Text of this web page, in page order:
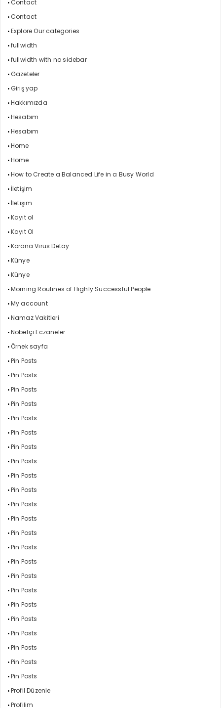
Contact
Contact
Explore Our categories
fullwidth
fullwidth with no sidebar
Gazeteler
Giriş yap
Hakkımızda
Hesabım
Hesabım
Home
Home
How to Create a Balanced Life in a Busy World
İletişim
İletişim
Kayıt ol
Kayıt Ol
Korona Virüs Detay
Künye
Künye
Morning Routines of Highly Successful People
My account
Namaz Vakitleri
Nöbetçi Eczaneler
Örnek sayfa
Pin Posts
Pin Posts
Pin Posts
Pin Posts
Pin Posts
Pin Posts
Pin Posts
Pin Posts
Pin Posts
Pin Posts
Pin Posts
Pin Posts
Pin Posts
Pin Posts
Pin Posts
Pin Posts
Pin Posts
Pin Posts
Pin Posts
Pin Posts
Pin Posts
Pin Posts
Pin Posts
Profil Düzenle
Profilim